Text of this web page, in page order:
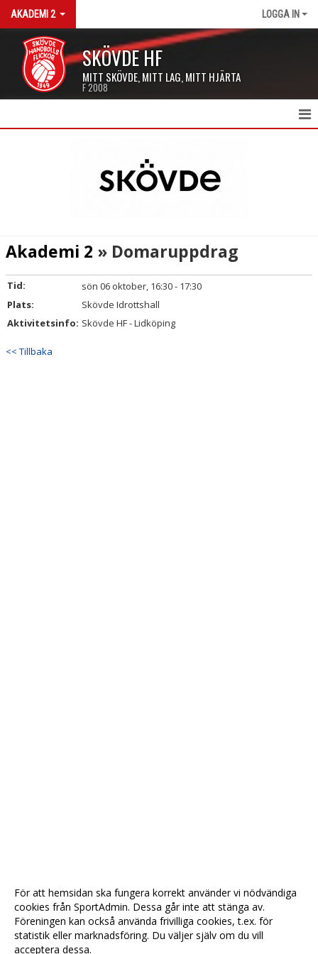
AKADEMI 2 LOGGA IN
SKÖVDE HF
MITT SKÖVDE, MITT LAG, MITT HJÄRTA
F 2008
KONTAKT
SNABBLÄNKAR
Akademi 2 » Domaruppdrag
Tid:
sön 06 oktober, 16:30 - 17:30
Plats:
Skövde Idrottshall
Aktivitetsinfo: Skövde HF - Lidköping
<< Tillbaka
För att hemsidan ska fungera korrekt använder vi nödvändiga
cookies från SportAdmin. Dessa går inte att stänga av.
Föreningen kan också använda frivilliga cookies, t.ex. för
statistik eller marknadsföring. Du väljer själv om du vill
acceptera dessa.